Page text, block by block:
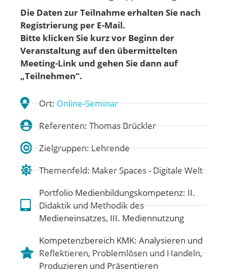
Die Daten zur Teilnahme erhalten Sie nach
Registrierung per E-Mail.
Bitte klicken Sie kurz vor Beginn der
Veranstaltung auf den übermittelten
Meeting-Link und gehen Sie dann auf
„Teilnehmen“.
Ort:Online-Seminar
Referenten: Thomas Brückler
Zielgruppen: Lehrende
Themenfeld:Maker Spaces - Digitale Welt
Portfolio Medienbildungskompetenz: II.
Didaktik und Methodik des
Medieneinsatzes, III. Mediennutzung
Kompetenzbereich KMK: Analysieren und
Reflektieren,Problemlösen und Handeln,
Produzieren und Präsentieren